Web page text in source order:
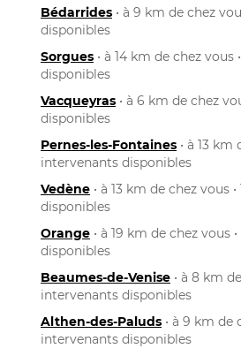
Bédarrides • à 9 km de chez
disponibles
Sorgues • à 14 km de chez vous
disponibles
Vacqueyras • à 6 km de chez
disponibles
Pernes-les-Fontaines • à 13 km
intervenants disponibles
Vedène • à 13 km de chez vous
disponibles
Orange • à 19 km de chez vous
disponibles
Beaumes-de-Venise • à 8 km
intervenants disponibles
Althen-des-Paluds • à 9 km de
intervenants disponibles